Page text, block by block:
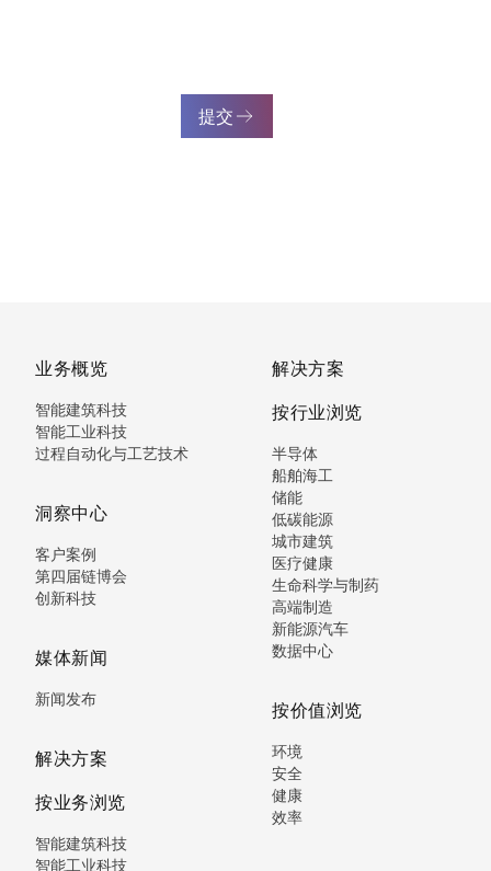
提交
业务概览
智能建筑科技
智能工业科技
过程自动化与工艺技术
洞察中心
客户案例
第四届链博会
创新科技
媒体新闻
新闻发布
解决方案
按业务浏览
智能建筑科技
智能工业科技
解决方案
按行业浏览
半导体
船舶海工
储能
低碳能源
城市建筑
医疗健康
生命科学与制药
高端制造
新能源汽车
数据中心
按价值浏览
环境
安全
健康
效率